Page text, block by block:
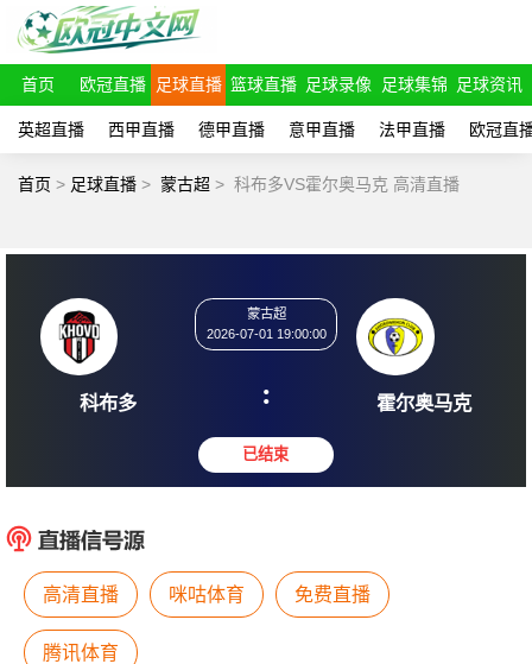
首页 欧冠直播 足球直播 篮球直播 足球录像 足球集锦 足球资讯
英超直播 西甲直播 德甲直播 意甲直播 法甲直播 欧冠直
首页 > 足球直播 > 蒙古超 > 科布多VS霍尔奥马克 高清直播
科布多
2026-07-01 19:00:00
: 霍尔
高清直播 咪咕体育 免费直播
腾讯体育